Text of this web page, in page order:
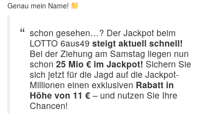
Genau mein Name!
schon gesehen…? Der Jackpot beim
LOTTO 6aus49 steigt aktuell schnell!
Bei der Ziehung am Samstag liegen nun
schon 25 Mio € im Jackpot! Sichern Sie
sich jetzt für die Jagd auf die Jackpot-
Millionen einen exklusiven Rabatt in
Höhe von 11 € – und nutzen Sie Ihre
Chancen!